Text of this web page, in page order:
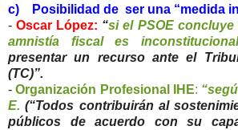
c) Posibilidad de ser una “medida
-Oscar López: “si el PSOE
amnistía fiscal es inconstitucional
presentar un recurso ante el
(TC)”.
-Organización Profesional IHE:
E.(“Todos contribuirán al
públicos de acuerdo con su